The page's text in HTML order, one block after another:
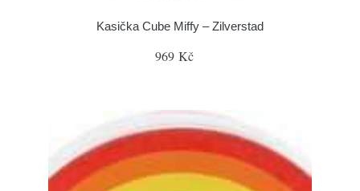
Kasička Cube Miffy – Zilverstad
969 Kč